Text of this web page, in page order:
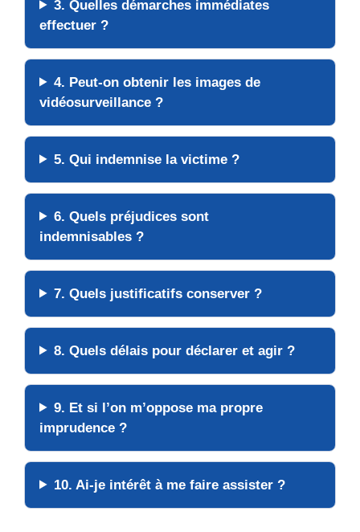
3. Quelles démarches immédiates
effectuer ?
4. Peut-on obtenir les images de
vidéosurveillance ?
5. Qui indemnise la victime ?
6. Quels préjudices sont
indemnisables ?
7. Quels justificatifs conserver ?
8. Quels délais pour déclarer et agir ?
9. Et si l’on m’oppose ma propre
imprudence ?
10. Ai-je intérêt à me faire assister ?